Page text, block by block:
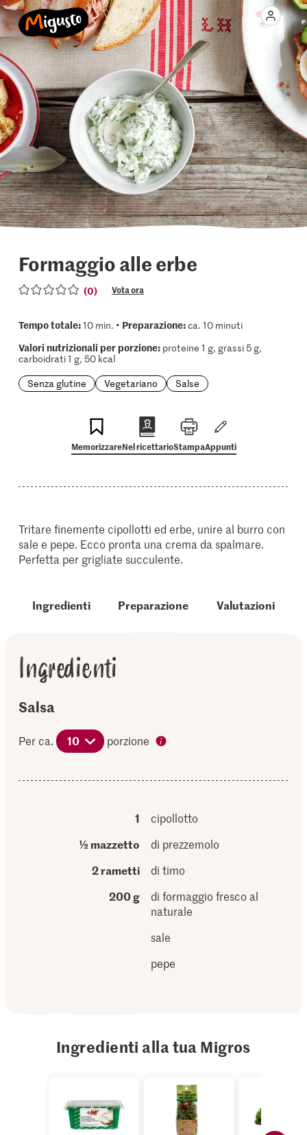
Formaggio alle erbe
(0) Vota ora
Tempo totale:10 min. • Preparazione:ca. 10 minuti
Valori nutrizionali per porzione:proteine 1 g, grassi 5 g,
carboidrati 1 g, 50 kcal
Senza glutine
Vegetariano Salse
MemorizzareNel ricettarioStampaAppunti
Tritare finemente cipollotti ed erbe, unire al burro con
sale e pepe. Ecco pronta una crema da spalmare.
Perfetta per grigliate succulente.
Ingredienti Preparazione Valutazioni
Ingredienti
Salsa
Per ca. 10 porzione
1
cipollotto
½ mazzetto
di prezzemolo
2 rametti
di timo
200 g
di formaggio fresco al
naturale
sale
pepe
Ingredienti alla tua Migros